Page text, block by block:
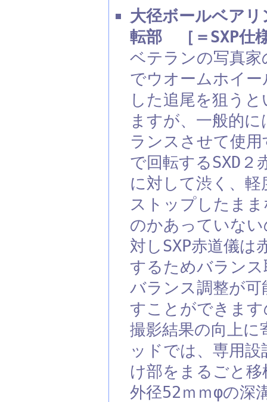
大径ボールベア
転部 ［＝SXP仕
ベテランの写真
でウオームホイ
した追尾を狙う
ますが、一般的
ランスさせて使
で回転するSXD２
に対して渋く、
ストップしたま
のかあっていな
対しSXP赤道儀は
するためバラン
バランス調整が
すことができま
撮影結果の向上に
ッドでは、専用
け部をまるごと
外径52ｍｍφの深